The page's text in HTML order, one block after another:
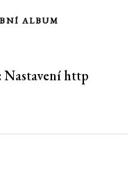
ALBUM
Nastavení http